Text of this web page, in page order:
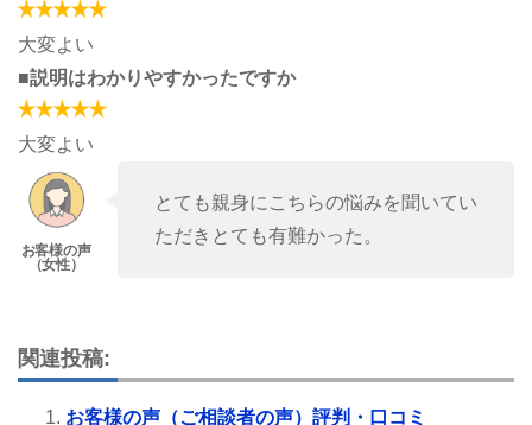
大変よい
■説明はわかりやすかったですか
大変よい
とても親身にこちらの悩みを聞いてい
ただきとても有難かった。
関連投稿:
お客様の声（ご相談者の声）評判・口コミ